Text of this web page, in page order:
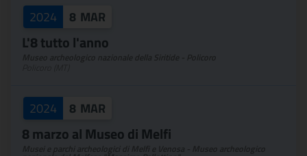
2024 8 MAR
L'8 tutto l'anno
2024 8 MAR
8 marzo al Museo di Melfi